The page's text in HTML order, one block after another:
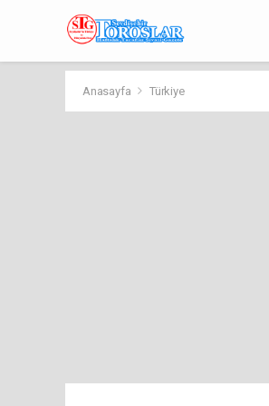
Anasayfa Türkiye